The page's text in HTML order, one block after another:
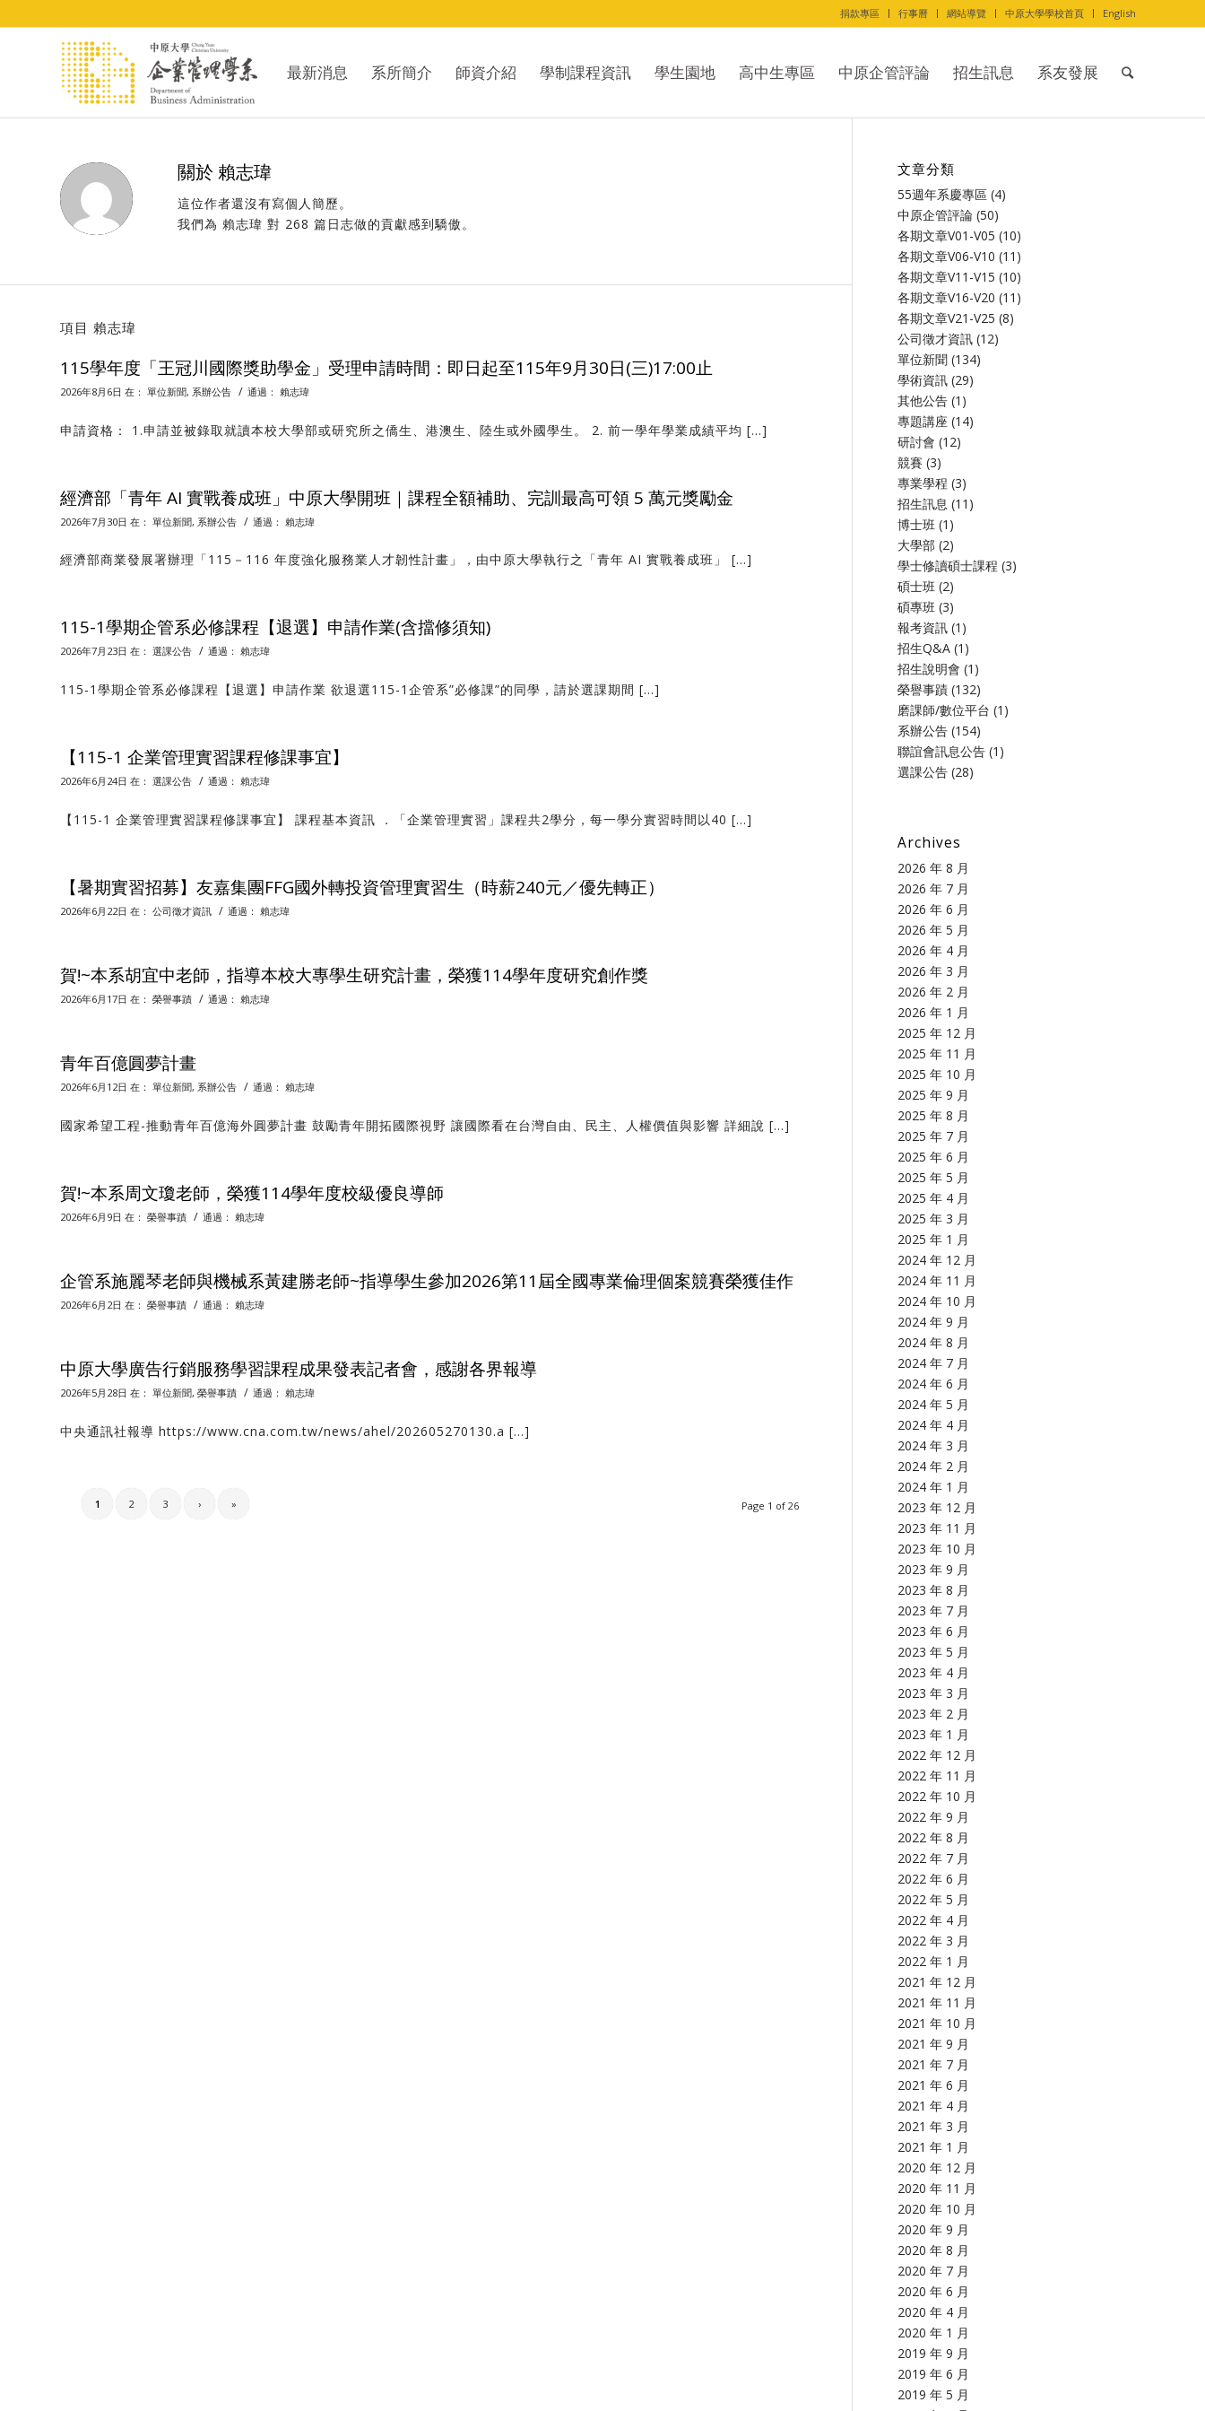
捐款專區 行事曆 網站導覽 中原大學學校首頁 English
最新消息 系所簡介 師資介紹 學制課程資訊 學生園地 高中生專區 中原企管評論 招生訊息 系友發展
關於賴志瑋
這位作者還沒有寫個人簡歷。
我們為 賴志瑋 對 268 篇日志做的貢獻感到驕傲。
項目 賴志瑋
115學年度「王冠川國際獎助學金」受理申請時間：即日起至115年9月30日(三)17:00止
2026年8月6日 在： 單位新聞, 系辦公告 / 通過： 賴志瑋
申請資格： 1.申請並被錄取就讀本校大學部或研究所之僑生、港澳生、陸生或外國學生。 2. 前一學年學業成績平均 […]
經濟部「青年 AI 實戰養成班」中原大學開班｜課程全額補助、完訓最高可領 5 萬元獎勵金
2026年7月30日 在： 單位新聞, 系辦公告 / 通過： 賴志瑋
經濟部商業發展署辦理「115－116 年度強化服務業人才韌性計畫」，由中原大學執行之「青年 AI 實戰養成班」 […]
115-1學期企管系必修課程【退選】申請作業(含擋修須知)
2026年7月23日 在： 選課公告 / 通過： 賴志瑋
115-1學期企管系必修課程【退選】申請作業 欲退選115-1企管系”必修課”的同學，請於選課期間 […]
【115-1 企業管理實習課程修課事宜】
2026年6月24日 在： 選課公告 / 通過： 賴志瑋
【115-1 企業管理實習課程修課事宜】 課程基本資訊 ．「企業管理實習」課程共2學分，每一學分實習時間以40 […]
【暑期實習招募】友嘉集團FFG國外轉投資管理實習生（時薪240元／優先轉正）
2026年6月22日 在： 公司徵才資訊 / 通過： 賴志瑋
賀!~本系胡宜中老師，指導本校大專學生研究計畫，榮獲114學年度研究創作獎
2026年6月17日 在： 榮譽事蹟 / 通過： 賴志瑋
青年百億圓夢計畫
2026年6月12日 在： 單位新聞, 系辦公告 / 通過： 賴志瑋
國家希望工程-推動青年百億海外圓夢計畫 鼓勵青年開拓國際視野 讓國際看在台灣自由、民主、人權價值與影響 詳細說 […]
賀!~本系周文瓊老師，榮獲114學年度校級優良導師
2026年6月9日 在： 榮譽事蹟 / 通過： 賴志瑋
企管系施麗琴老師與機械系黃建勝老師~指導學生參加2026第11屆全國專業倫理個案競賽榮獲佳作
2026年6月2日 在： 榮譽事蹟 / 通過： 賴志瑋
中原大學廣告行銷服務學習課程成果發表記者會，感謝各界報導
2026年5月28日 在： 單位新聞, 榮譽事蹟 / 通過： 賴志瑋
中央通訊社報導 https://www.cna.com.tw/news/ahel/202605270130.a […]
Page 1 of 26
1 2 3 › »
文章分類
55週年系慶專區 (4)
中原企管評論 (50)
各期文章V01-V05 (10)
各期文章V06-V10 (11)
各期文章V11-V15 (10)
各期文章V16-V20 (11)
各期文章V21-V25 (8)
公司徵才資訊 (12)
單位新聞 (134)
學術資訊 (29)
其他公告 (1)
專題講座 (14)
研討會 (12)
競賽 (3)
專業學程 (3)
招生訊息 (11)
博士班 (1)
大學部 (2)
學士修讀碩士課程 (3)
碩士班 (2)
碩專班 (3)
報考資訊 (1)
招生Q&A (1)
招生說明會 (1)
榮譽事蹟 (132)
磨課師/數位平台 (1)
系辦公告 (154)
聯誼會訊息公告 (1)
選課公告 (28)
Archives
2026 年 8 月
2026 年 7 月
2026 年 6 月
2026 年 5 月
2026 年 4 月
2026 年 3 月
2026 年 2 月
2026 年 1 月
2025 年 12 月
2025 年 11 月
2025 年 10 月
2025 年 9 月
2025 年 8 月
2025 年 7 月
2025 年 6 月
2025 年 5 月
2025 年 4 月
2025 年 3 月
2025 年 1 月
2024 年 12 月
2024 年 11 月
2024 年 10 月
2024 年 9 月
2024 年 8 月
2024 年 7 月
2024 年 6 月
2024 年 5 月
2024 年 4 月
2024 年 3 月
2024 年 2 月
2024 年 1 月
2023 年 12 月
2023 年 11 月
2023 年 10 月
2023 年 9 月
2023 年 8 月
2023 年 7 月
2023 年 6 月
2023 年 5 月
2023 年 4 月
2023 年 3 月
2023 年 2 月
2023 年 1 月
2022 年 12 月
2022 年 11 月
2022 年 10 月
2022 年 9 月
2022 年 8 月
2022 年 7 月
2022 年 6 月
2022 年 5 月
2022 年 4 月
2022 年 3 月
2022 年 1 月
2021 年 12 月
2021 年 11 月
2021 年 10 月
2021 年 9 月
2021 年 7 月
2021 年 6 月
2021 年 4 月
2021 年 3 月
2021 年 1 月
2020 年 12 月
2020 年 11 月
2020 年 10 月
2020 年 9 月
2020 年 8 月
2020 年 7 月
2020 年 6 月
2020 年 4 月
2020 年 1 月
2019 年 9 月
2019 年 6 月
2019 年 5 月